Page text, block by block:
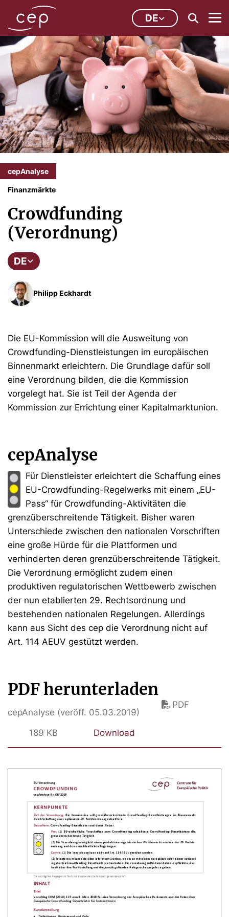
DE
cepAnalyse
Finanzmärkte
Crowdfunding
(Verordnung)
DE
Philipp Eckhardt
Die EU-Kommission will die Ausweitung von
Crowdfunding-Dienstleistungen im europäischen
Binnenmarkt erleichtern. Die Grundlage dafür soll
eine Verordnung bilden, die die Kommission
vorgelegt hat. Sie ist Teil der Agenda der
Kommission zur Errichtung einer Kapitalmarktunion.
cepAnalyse
Für Dienstleister erleichtert die Schaffung eines
EU-Crowdfunding-Regelwerks mit einem „EU-
Pass“ für Crowdfunding-Aktivitäten die
grenzüberschreitende Tätigkeit. Bisher waren
Unterschiede zwischen den nationalen Vorschriften
eine große Hürde für die Plattformen und
verhinderten deren grenzüberschreitende Tätigkeit.
Die Verordnung ermöglicht zudem einen
produktiven regulatorischen Wettbewerb zwischen
der nun etablierten 29. Rechtsordnung und
bestehenden nationalen Regelungen. Allerdings
kann aus Sicht des cep die Verordnung nicht auf
Art. 114 AEUV gestützt werden.
PDF herunterladen
cepAnalyse (veröff. 05.03.2019)
PDF
189 KB Download